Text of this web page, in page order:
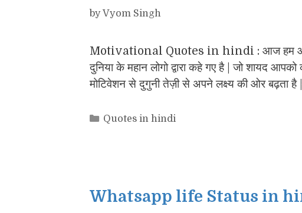
byVyom Singh
Motivational Quotes in hindi : आज हम
दुनिया के महान लोगो द्वारा कहे गए है | जो शायद
मोटिवेशन से दुगुनी तेज़ी से अपने लक्ष्य की ओर बढ़ता है
Categories
Quotes in hindi
Whatsapp life Status in